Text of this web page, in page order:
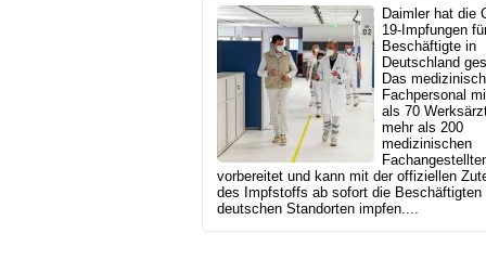
Daimler hat die
19-Impfungen
Beschäftigte in
Deutschland
Das
Fachpersonal
als 70
mehr als 200
medizinischen
vorbereitet und kann mit der offiziellen
des Impfstoffs ab sofort die Beschäftigten
deutschen Standorten impfen....